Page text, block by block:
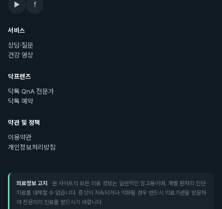
▶ f
서비스
상담·질문
건강 영상
닥프렌즈
닥톡 QnA 전문가
닥톡 예약
약관 및 정책
이용약관
개인정보처리방침
의료정보 고지 · 본 사이트의 모든 의료 정보는 일반적인 참고용이며, 개별 환자의 진단·
치료를 대체할 수 없습니다. 증상이 지속되거나 악화될 경우 반드시 의료기관을 방문하
여 전문의의 진료를 받으시기 바랍니다.